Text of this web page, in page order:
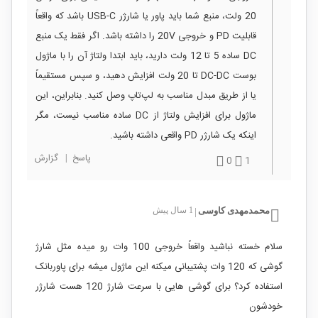
20 ولت، منبع شما باید پاور یا شارژر USB-C باشد که واقعاً
قابلیت PD و خروجی 20V را داشته باشد. اگر فقط یک منبع
DC ساده 5 تا 12 ولت دارید، باید ابتدا ولتاژ آن را با ماژول
بوست DC-DC تا 20 ولت افزایش دهید، و سپس مستقیماً
یا از طریق مبدل مناسب به لپ‌تاپ وصل کنید. بنابراین، این
ماژول برای افزایش ولتاژ از DC ساده مناسب نیست، مگر
اینکه یک شارژر PD واقعی داشته باشید.
1
0 پاسخ | گزارش
محمدمهدی کاوسی 1 سال پیش
سلام خسته نباشید واقعاً خروجی 100 وات رو میده مثل شارژ
گوشی که 120 وات پشتیبانی میکنه این ماژول میشه برای پاوربانک
استفاده کرد؟ برای گوشی هایی با سرعت شارژ 120 هست شارژر
خودشون